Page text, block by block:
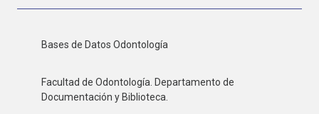
Bases de Datos Odontología
Facultad de Odontología. Departamento de
Documentación y Biblioteca.